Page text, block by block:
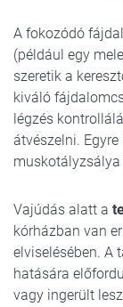
A fokozódó
(például egy
szeretik a
kiváló
légzés
átvészelni.
Vajúdás alatt a
kórházban van
elviselésében. A
hatására
vagy ingerült